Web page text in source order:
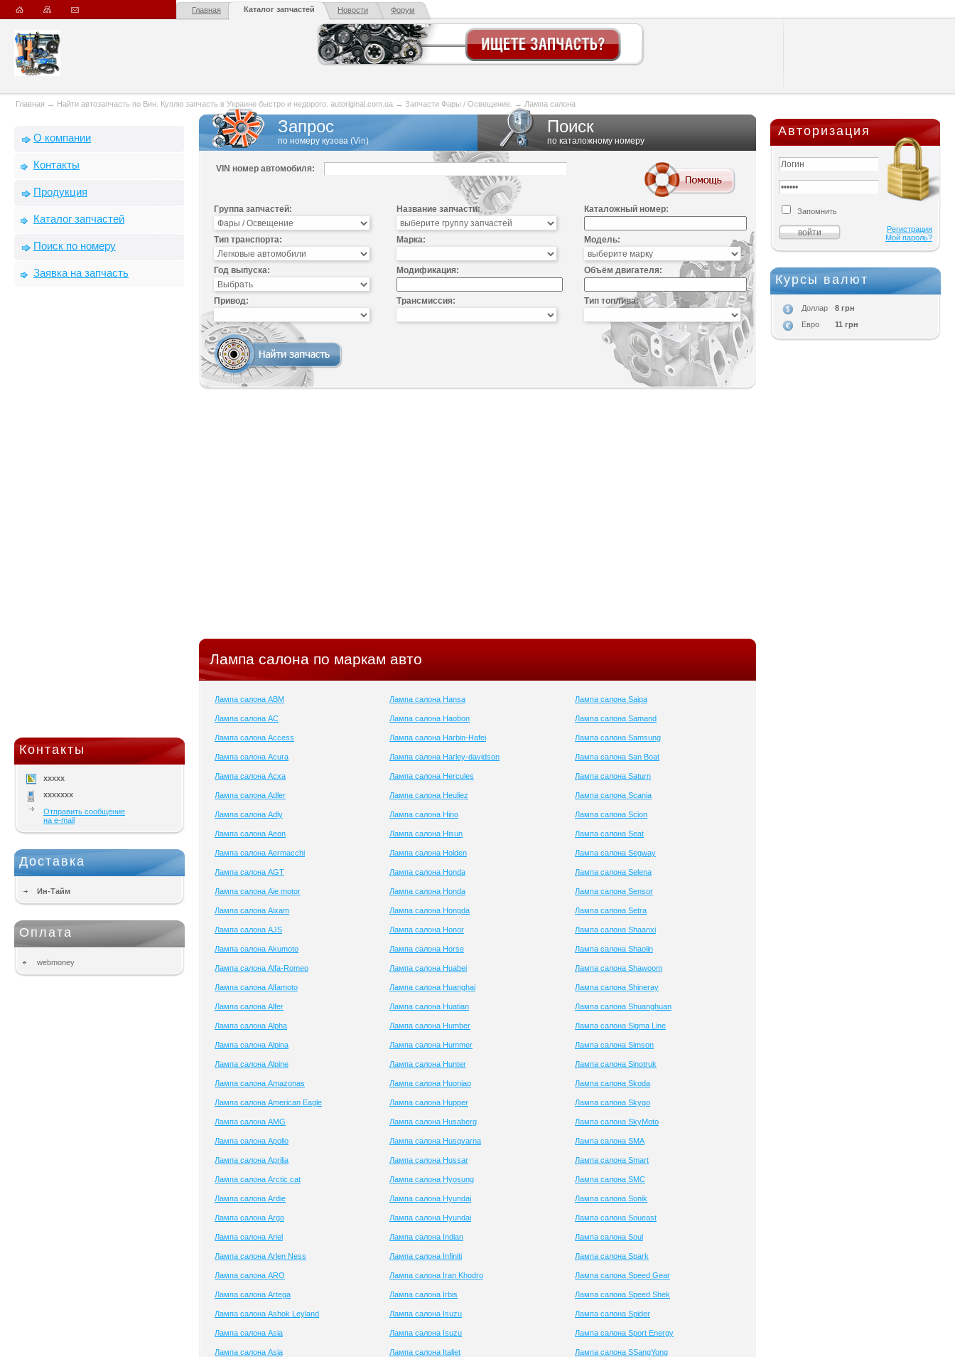
Главная Каталог запчастей Новости Форум
Главная → Найти автозапчасть по Вин. Куплю запчасть в Украине быстро и недорого. autoriginal.com.ua → Запчасти Фары / Освещение. → Лампа салона
О компании
Контакты
Продукция
Каталог запчастей
Поиск по номеру
Заявка на запчасть
Контакты
xxxxx
xxxxxxx
Отправить сообщение
на e-mail
Доставка
Ин-Тайм
Оплата
webmoney
Запрос
по номеру кузова (Vin)
Поиск
по каталожному номеру
VIN номер автомобиля:
Группа запчастей: Название запчасти: Каталожный номер:
Тип транспорта: Марка: Модель:
Год выпуска: Модификация: Объём двигателя:
Привод: Трансмиссия: Тип топлива:
Лампа салона по маркам авто
Лампа салона ABM
Лампа салона AC
Лампа салона Access
Лампа салона Acura
Лампа салона Acxa
Лампа салона Adler
Лампа салона Adly
Лампа салона Aeon
Лампа салона Aermacchi
Лампа салона AGT
Лампа салона Aie motor
Лампа салона Aixam
Лампа салона AJS
Лампа салона Akumoto
Лампа салона Alfa-Romeo
Лампа салона Alfamoto
Лампа салона Alfer
Лампа салона Alpha
Лампа салона Alpina
Лампа салона Alpine
Лампа салона Amazonas
Лампа салона American Eagle
Лампа салона AMG
Лампа салона Apollo
Лампа салона Aprilia
Лампа салона Arctic cat
Лампа салона Ardie
Лампа салона Argo
Лампа салона Ariel
Лампа салона Arlen Ness
Лампа салона ARO
Лампа салона Artega
Лампа салона Ashok Leyland
Лампа салона Asia
Лампа салона Asia
Лампа салона Hansa
Лампа салона Haobon
Лампа салона Harbin-Hafei
Лампа салона Harley-davidson
Лампа салона Hercules
Лампа салона Heuliez
Лампа салона Hino
Лампа салона Hisun
Лампа салона Holden
Лампа салона Honda
Лампа салона Honda
Лампа салона Hongda
Лампа салона Honor
Лампа салона Horse
Лампа салона Huabei
Лампа салона Huanghai
Лампа салона Huatian
Лампа салона Humber
Лампа салона Hummer
Лампа салона Hunter
Лампа салона Huoniao
Лампа салона Hupper
Лампа салона Husaberg
Лампа салона Husqvarna
Лампа салона Hussar
Лампа салона Hyosung
Лампа салона Hyundai
Лампа салона Hyundai
Лампа салона Indian
Лампа салона Infiniti
Лампа салона Iran Khodro
Лампа салона Irbis
Лампа салона Isuzu
Лампа салона Isuzu
Лампа салона Italjet
Лампа салона Saipa
Лампа салона Samand
Лампа салона Samsung
Лампа салона San Boat
Лампа салона Saturn
Лампа салона Scania
Лампа салона Scion
Лампа салона Seat
Лампа салона Segway
Лампа салона Selena
Лампа салона Sensor
Лампа салона Setra
Лампа салона Shaanxi
Лампа салона Shaolin
Лампа салона Shawoom
Лампа салона Shineray
Лампа салона Shuanghuan
Лампа салона Sigma Line
Лампа салона Simson
Лампа салона Sinotruk
Лампа салона Skoda
Лампа салона Skygo
Лампа салона SkyMoto
Лампа салона SMA
Лампа салона Smart
Лампа салона SMC
Лампа салона Sonik
Лампа салона Soueast
Лампа салона Soul
Лампа салона Spark
Лампа салона Speed Gear
Лампа салона Speed Shek
Лампа салона Spider
Лампа салона Sport Energy
Лампа салона SSangYong
Авторизация
Запомнить
Регистрация
Мой пароль?
Курсы валют
Доллар
8 грн
Евро
11 грн